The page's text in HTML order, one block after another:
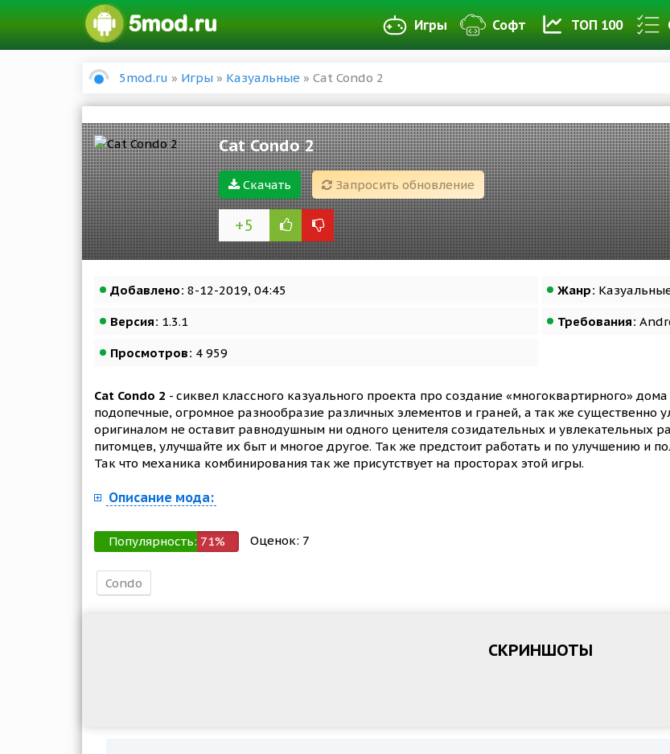
Игры Софт ТОП 100
5mod.ru » Игры » Казуальные » Cat Condo 2
Cat Condo 2
Скачать Запросить обновление
+5
Добавлено: 8-12-2019, 04:45 Жанр:
Версия: 1.3.1 Требования:
Просмотров: 4 959
Cat Condo 2 - сиквел классного казуального проекта про создание «многоквартирного»
подопечные, огромное разнообразие различных элементов и граней, а так же существенно
оригиналом не оставит равнодушным ни одного ценителя созидательных и увлекательных
питомцев, улучшайте их быт и многое другое. Так же предстоит работать и по улучшению и
Так что механика комбинирования так же присутствует на просторах этой игры.
Описание мода:
Популярность: 71% Оценок: 7
Condo
СКРИНШОТЫ